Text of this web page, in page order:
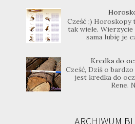
Cześć ;)
tak wiele. Wierzycie
sama lubię je
Kredka do
Cześć, Dziś o
jest kredka do
Rene.
ARCHIWUM